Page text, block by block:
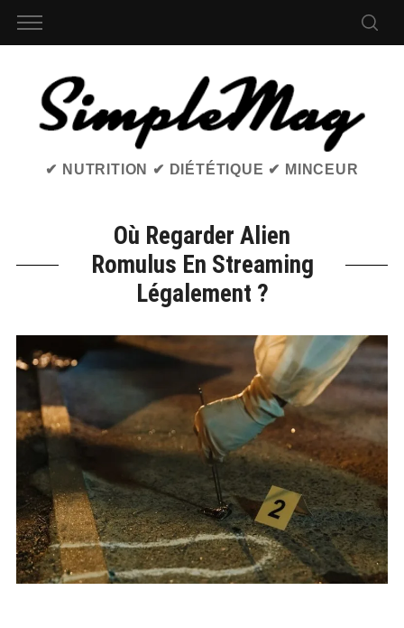
✔ NUTRITION ✔ DIÉTÉTIQUE ✔ MINCEUR
Où Regarder Alien
Romulus En Streaming
Légalement ?